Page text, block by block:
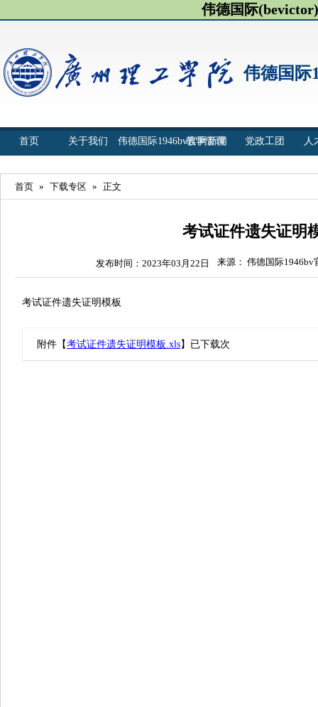
伟德国际
伟德国际
首页 关于我们 伟德国际1946bv官网新闻
教学管理 党政工团 人
首页 » 下载专区 » 正文
考试证件遗失证明
发布时间：2023年03月22日 来源： 伟德国际1946bv
考试证件遗失证明模板
附件【考试证件遗失证明模板.xls】已下载次